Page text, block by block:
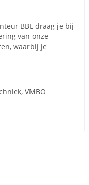
BBL draag je bij
van onze
waarbij je
VMBO